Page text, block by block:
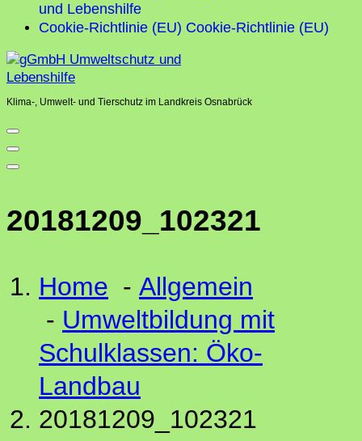
und Lebenshilfe
Cookie-Richtlinie (EU) Cookie-Richtlinie (EU)
Klima-, Umwelt- und Tierschutz im Landkreis Osnabrück
20181209_102321
Home - Allgemein
- Umweltbildung mit
Schulklassen: Öko-
Landbau
20181209_102321